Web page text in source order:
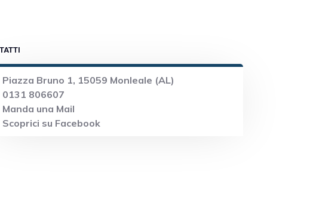
Piazza Bruno 1, 15059 Monleale (AL)
0131 806607
Manda una Mail
Scoprici su Facebook